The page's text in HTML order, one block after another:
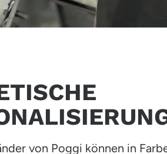
von Poggi können in